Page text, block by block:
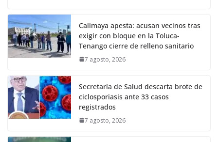
Calimaya apesta: acusan vecinos tras
exigir con bloque en la Toluca-
Tenango cierre de relleno sanitario
7 agosto, 2026
Secretaría de Salud descarta brote de
ciclosporiasis ante 33 casos
registrados
7 agosto, 2026